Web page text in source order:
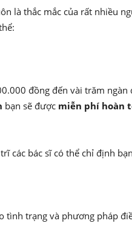
là thắc mắc của rất nhiều
đồng đến vài trăm
bạn sẽ được miễn phí hoàn
các bác sĩ có thể chỉ định
tình trạng và phương pháp